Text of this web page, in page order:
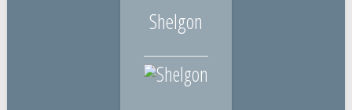
Shelgon